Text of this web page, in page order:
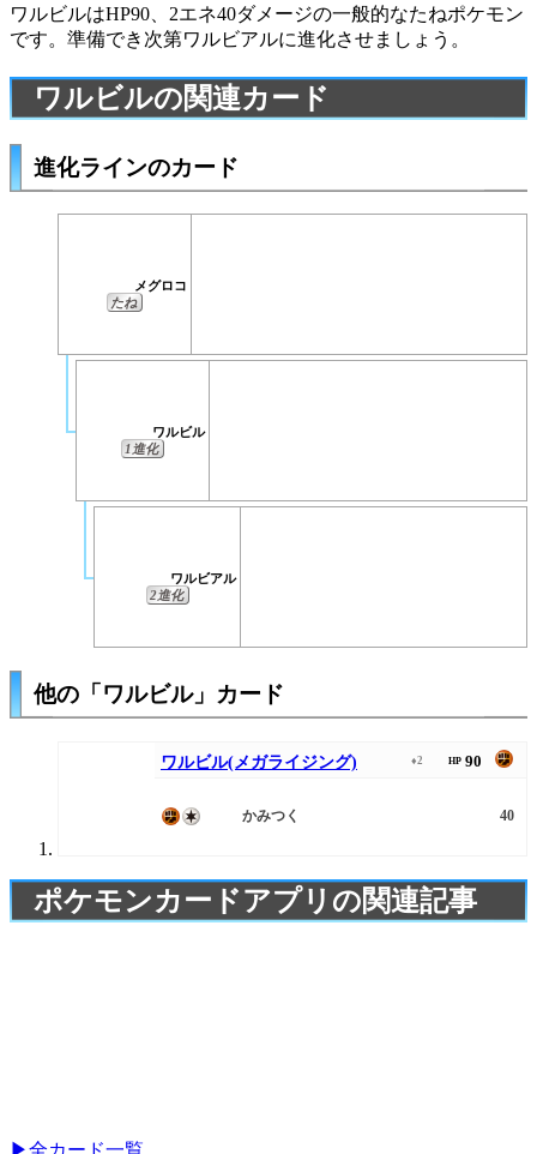
ワルビルはHP90、2エネ40ダメージの一般的なたねポケモン
です。準備でき次第ワルビアルに進化させましょう。
ワルビルの関連カード
進化ラインのカード
メグロコ
たね
ワルビル
1進化
ワルビアル
2進化
他の「ワルビル」カード
ワルビル(メガライジング) ♦2 HP 90
かみつく 40
ポケモンカードアプリの関連記事